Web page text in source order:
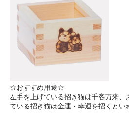
☆おすすめ用途☆
左手を上げている招き猫は千客万来、
ている招き猫は金運・幸運を招くとい